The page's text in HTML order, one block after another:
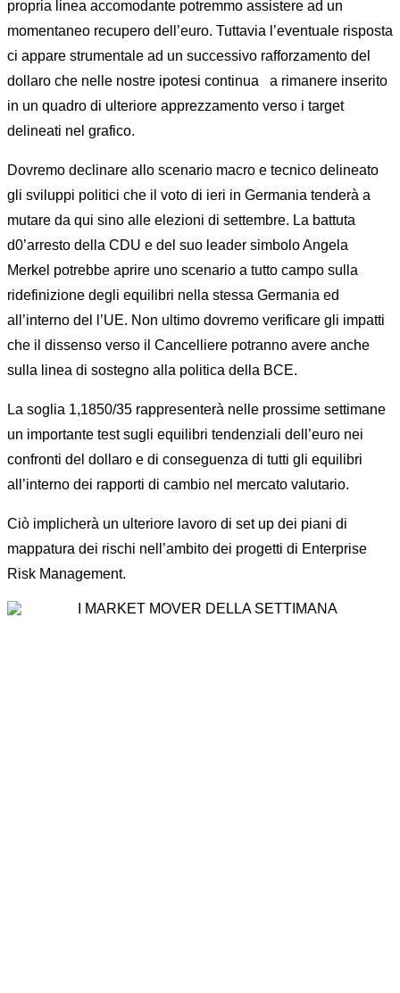
propria linea accomodante potremmo assistere ad un
momentaneo recupero dell’euro. Tuttavia l’eventuale risposta
ci appare strumentale ad un successivo rafforzamento del
dollaro che nelle nostre ipotesi continua
a rimanere inserito
in un quadro di ulteriore apprezzamento verso i target
delineati nel grafico.
Dovremo declinare allo scenario macro e tecnico delineato
gli sviluppi politici che il voto di ieri in Germania tenderà a
mutare da qui sino alle elezioni di settembre. La battuta
d0’arresto della CDU e del suo leader simbolo Angela
Merkel potrebbe aprire uno scenario a tutto campo sulla
ridefinizione degli equilibri nella stessa Germania ed
all’interno del l’UE. Non ultimo dovremo verificare gli impatti
che il dissenso verso il Cancelliere potranno avere anche
sulla linea di sostegno alla politica della BCE.
La soglia 1,1850/35 rappresenterà nelle prossime settimane
un importante test sugli equilibri tendenziali dell’euro nei
confronti del dollaro e di conseguenza di tutti gli equilibri
all’interno dei rapporti di cambio nel mercato valutario.
Ciò implicherà un ulteriore lavoro di set up dei piani di
mappatura dei rischi nell’ambito dei progetti di Enterprise
Risk Management.